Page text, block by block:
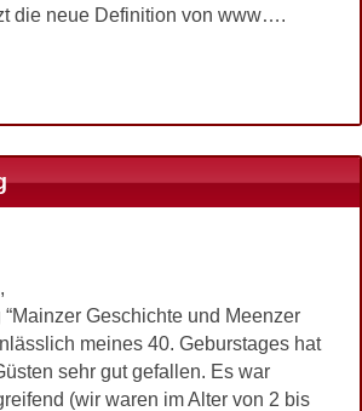
die neue Definition von www….
“Mainzer Geschichte und Meenzer
meines 40. Geburstages hat
sehr gut gefallen. Es war
(wir waren im Alter von 2 bis